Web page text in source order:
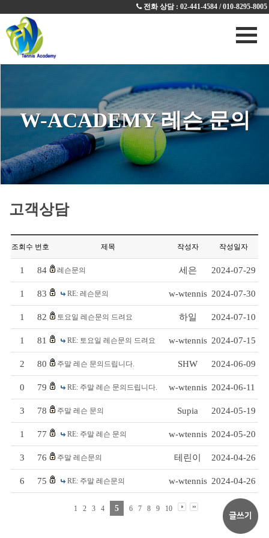
전화 상담 : 02-441-4584 / 010-8295-8005
W-ACADEMY 레슨 문의
고객상담
조회수 번호 제목 작성자 작성일자
1 84 레슨문의 세은 2024-07-29
1 83 RE: 레슨문의 w-wtennis 2024-07-30
1 82 토요일 레슨문의 드려요 하일 2024-07-10
1 81 RE: 토요일 레슨문의 드려요 w-wtennis 2024-07-15
2 80 주말 레슨 문의드립니다. SHW 2024-06-09
0 79 RE: 주말 레슨 문의드립니다. w-wtennis 2024-06-11
3 78 주말 레슨 문의 Supia 2024-05-19
1 77 RE: 주말 레슨 문의 w-wtennis 2024-05-20
3 76 주말 레슨문의 테린이 2024-04-26
6 75 RE: 주말 레슨문의 w-wtennis 2024-04-26
1 2 3 4 5 6 7 8 9 10